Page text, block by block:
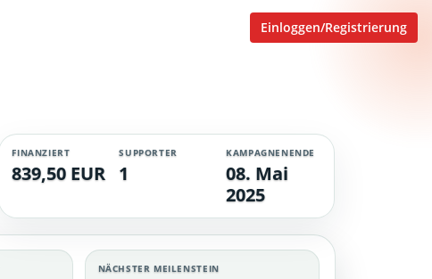
Einloggen/Registrierung
FINANZIERT
839,50 EUR
SUPPORTER
1
KAMPAGNENENDE
08. Mai
2025
NÄCHSTER MEILENSTEIN